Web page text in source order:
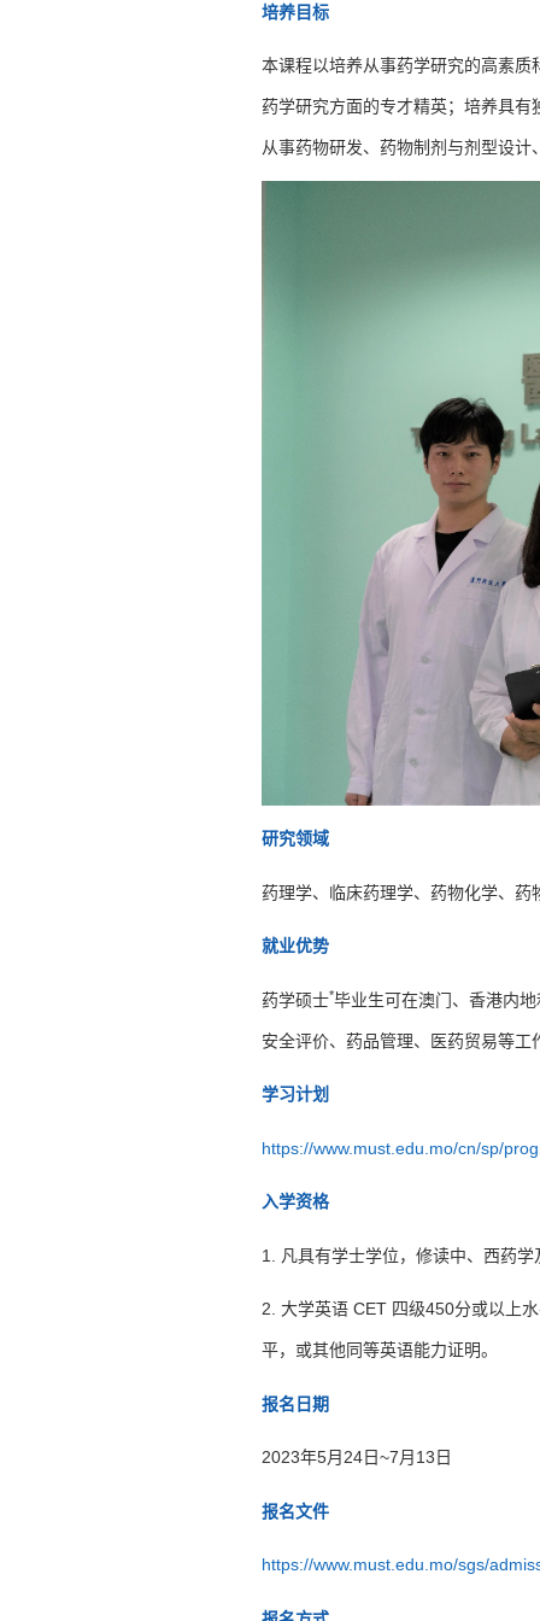
培养目标
本课程以培养从事药学研究的高素
药学研究方面的专才精英；培养具
从事药物研发、药物制剂与剂型设
研究领域
药理学、临床药理学、药物化学、
就业优势
药学硕士*毕业生可在澳门、香港内
安全评价、药品管理、医药贸易等
学习计划
https://www.must.edu.mo/cn/sp/
入学资格
1. 凡具有学士学位，修读中、西药
2. 大学英语 CET 四级450分或以上
平，或其他同等英语能力证明。
报名日期
2023年5月24日~7月13日
报名文件
https://www.must.edu.mo/sgs/